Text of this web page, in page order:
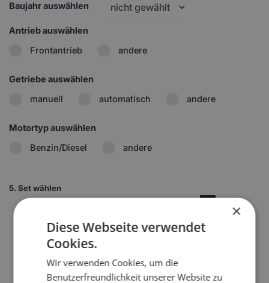
Baujahr auswählen
Antrieb auswählen
Frontantrieb
andere
Getriebe auswählen
manuell
automatisch andere
Motortyp auswählen
Benzin/Diesel
andere
5. Set wählen
×
Diese Webseite verwendet
Cookies.
Wir verwenden Cookies, um die
Benutzerfreundlichkeit unserer Website zu